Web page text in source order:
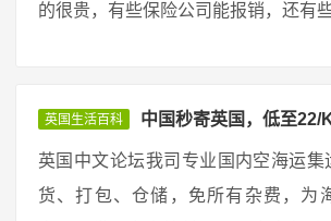
的很贵，有些保险公司能报销，还有
英国生活百科 中国秒寄英国，低至22/
英国中文论坛我司专业国内空海运集
货、打包、仓储，免所有杂费，为